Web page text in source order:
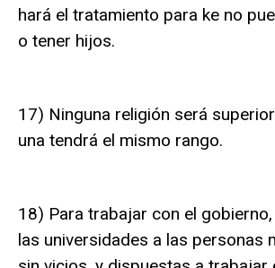
hará el tratamiento para ke no
o tener hijos.
17) Ninguna religión será
una tendrá el mismo rango.
18) Para trabajar con el
las universidades a las personas